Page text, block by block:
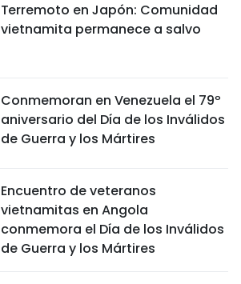
Terremoto en Japón: Comunidad
vietnamita permanece a salvo
Conmemoran en Venezuela el 79º
aniversario del Día de los Inválidos
de Guerra y los Mártires
Encuentro de veteranos
vietnamitas en Angola
conmemora el Día de los Inválidos
de Guerra y los Mártires